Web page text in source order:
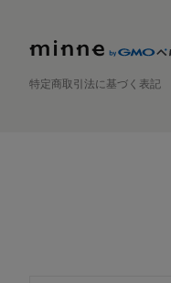
特定商取引法に基づく表記